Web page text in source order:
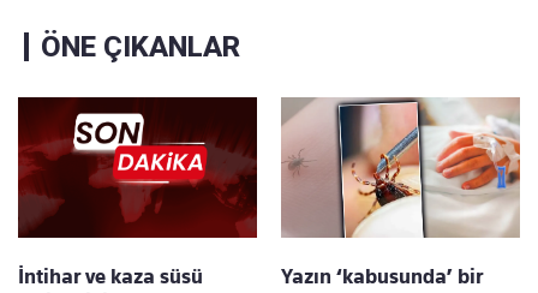
ÖNE ÇIKANLAR
İntihar ve kaza süsü
Yazın ‘kabusunda’ bir